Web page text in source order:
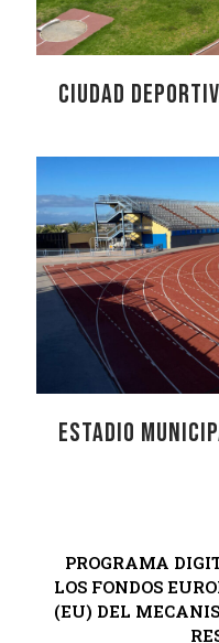
Ciudad
Estadio
PROGRAMA
LOS FONDOS
(EU) DEL